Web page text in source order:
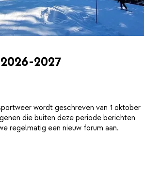
2027
wordt geschreven van 1 oktober
die buiten deze periode berichten
regelmatig een nieuw forum aan.